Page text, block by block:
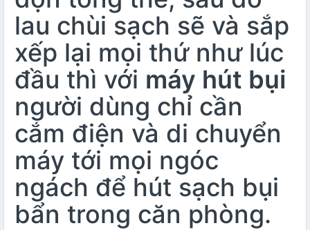
lau chùi sạch sẽ và sắp
xếp lại mọi thứ như lúc
đầu thì với máy hút bụi
người dùng chỉ cần
cắm điện và di chuyển
máy tới mọi ngóc
ngách để hút sạch bụi
bẩn trong căn phòng.